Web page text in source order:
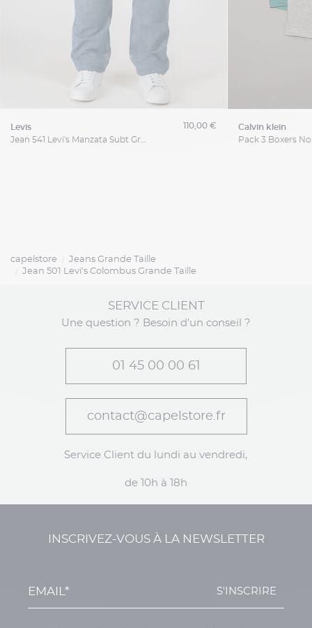
levis
Jean 541 Levi's Manzata Subt Grande Taille
110,00 € calvin klein
capelstore
Jeans Grande Taille
Jean 501 Levi's Colombus Grande Taille
SERVICE CLIENT
Une question ? Besoin d'un conseil ?
01 45 00 00 61
contact@capelstore.fr
Service Client du lundi au vendredi,
de 10h à 18h
INSCRIVEZ-VOUS À LA NEWSLETTER
S'INSCRIRE